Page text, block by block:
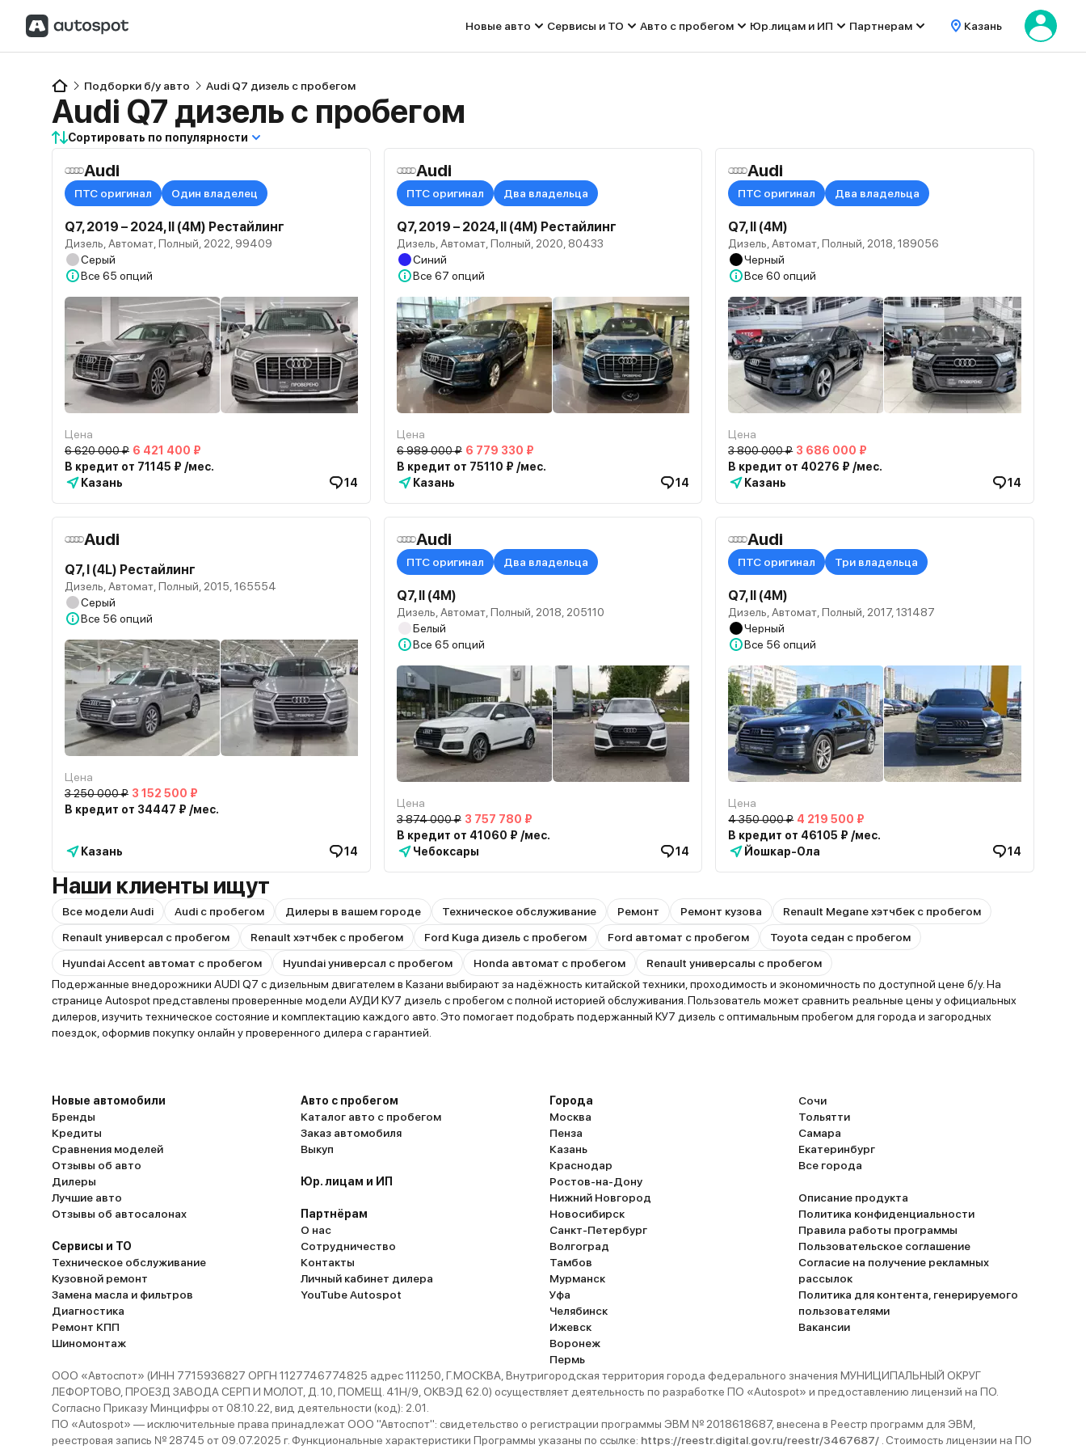
Новые авто Сервисы и ТО Авто с пробегом Юр.лицам и ИП Партнерам Казань
Подборки б/у авто Audi Q7 дизель с пробегом
Audi Q7 дизель с пробегом
Сортировать по популярности
Audi
ПТС оригинал Один владелец
Q7, 2019 – 2024, II (4M) Рестайлинг
Дизель, Автомат, Полный, 2022, 99409
Серый
Все 65 опций
Цена
6 620 000 ₽ 6 421 400 ₽
В кредит от 71145 ₽ /мес.
Казань
14
Audi
ПТС оригинал Два владельца
Q7, 2019 – 2024, II (4M) Рестайлинг
Дизель, Автомат, Полный, 2020, 80433
Синий
Все 67 опций
Цена
6 989 000 ₽ 6 779 330 ₽
В кредит от 75110 ₽ /мес.
Казань
14
Audi
ПТС оригинал Два владельца
Q7, II (4M)
Дизель, Автомат, Полный, 2018, 189056
Черный
Все60 опций
Цена
3 800 000 ₽ 3 686 000 ₽
В кредит от 40276 ₽ /мес.
Казань
14
Audi
Q7, I (4L) Рестайлинг
Дизель, Автомат, Полный, 2015, 165554
Серый
Все 56 опций
Цена
3 250 000 ₽ 3 152 500 ₽
В кредит от 34447 ₽ /мес.
Казань 14
Audi
ПТС оригинал Два владельца
Q7, II (4M)
Дизель, Автомат, Полный, 2018, 205110
Белый
Все 65 опций
Цена
3 874 000 ₽ 3 757 780 ₽
В кредит от 41060 ₽ /мес.
Чебоксары
14
Audi
ПТС оригинал Три владельца
Q7, II (4M)
Дизель, Автомат, Полный, 2017, 131487
Черный
Все 56 опций
Цена
4 350 000 ₽ 4 219 500 ₽
В кредит от 46105 ₽ /мес.
Йошкар-Ола
14
Наши клиенты ищут
Все модели Audi Audi с пробегом Дилеры в вашем городе Техническое обслуживание Ремонт Ремонт кузова
Renault Megane хэтчбек с пробегом
Renault универсал с пробегом
Renault хэтчбек с пробегом Ford Kuga дизель с пробегом Ford автомат с пробегом
Toyota седан с пробегом
Hyundai Accent автомат с пробегом
Hyundai универсал с пробегом Honda автомат с пробегом
Renault универсалы с пробегом
Подержанные внедорожники AUDI Q7 с дизельным двигателем в Казани выбирают за надёжность китайской техники, проходимость и экономичность по доступной цене б/у. На
странице Autospot представлены проверенные модели АУДИ КУ7 дизель с пробегом с полной историей обслуживания. Пользователь может сравнить реальные цены у официальных
дилеров, изучить техническое состояние и комплектацию каждого авто. Это помогает подобрать подержанный КУ7 дизель с оптимальным пробегом для города и загородных
поездок, оформив покупку онлайн у проверенного дилера с гарантией.
Новые автомобили
Бренды
Кредиты
Сравнения моделей
Отзывы об авто
Дилеры
Лучшие авто
Отзывы об автосалонах
Сервисы и ТО
Техническое обслуживание
Кузовной ремонт
Замена масла и фильтров
Диагностика
Ремонт КПП
Шиномонтаж
Авто с пробегом
Каталог авто с пробегом
Заказ автомобиля
Выкуп
Юр. лицам и ИП
Партнёрам
О нас
Сотрудничество
Контакты
Личный кабинет дилера
YouTube Autospot
Города
Москва
Пенза
Казань
Краснодар
Ростов-на-Дону
Нижний Новгород
Новосибирск
Санкт-Петербург
Волгоград
Тамбов
Мурманск
Уфа
Челябинск
Ижевск
Воронеж
Пермь
Сочи
Тольятти
Самара
Екатеринбург
Все города
Описание продукта
Политика конфиденциальности
Правила работы программы
Пользовательское соглашение
Согласие на получение рекламных
рассылок
Политика для контента, генерируемого
пользователями
Вакансии
ООО «Автоспот» (ИНН 7715936827 ОРГН 1127746774825 адрес 111250, Г.МОСКВА, Внутригородская территория города федерального значения МУНИЦИПАЛЬНЫЙ ОКРУГ
ЛЕФОРТОВО, ПРОЕЗД ЗАВОДА СЕРП И МОЛОТ, Д. 10, ПОМЕЩ. 41Н/9, ОКВЭД 62.0) осуществляет деятельность по разработке ПО «Autospot» и предоставлению лицензий на ПО.
Согласно Приказу Минцифры от 08.10.22, вид деятельности (код): 2.01.
ПО «Autospot» — исключительные права принадлежат ООО "Автоспот": свидетельство о регистрации программы ЭВМ № 2018618687, внесена в Реестр программ для ЭВМ,
реестровая запись № 28745 от 09.07.2025 г. Функциональные характеристики Программы указаны по ссылке: https://reestr.digital.gov.ru/reestr/3467687/ . Стоимость лицензии на ПО